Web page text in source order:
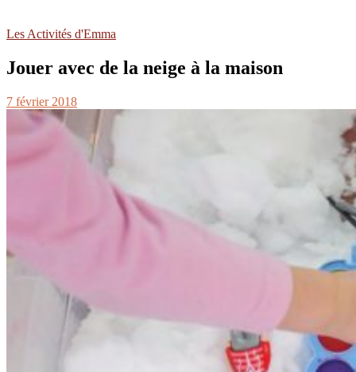
Les Activités d'Emma
Jouer avec de la neige à la maison
7 février 2018